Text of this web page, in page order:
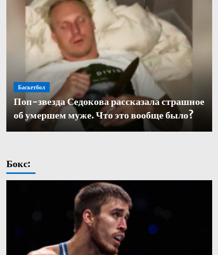
Баскетбол
Поп-звезда Седокова рассказала страшное
об умершем муже. Что это вообще было?
Баскетбол
Александр Церковный покинул должность
генерального директора баскетбольного «Зенита»
Баскетбол
Кулагин — о переходе в «Зенит»: «Довелось
работать с одними из лучших тренеров в нашей части
света. Иванович не исключение»
Бокс: